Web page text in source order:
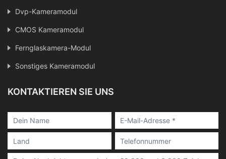
Dvp-Kameramodul
CMOS Kameramodul
Fernglaskamera-Modul
Sonstiges Kameramodul
KONTAKTIEREN SIE UNS